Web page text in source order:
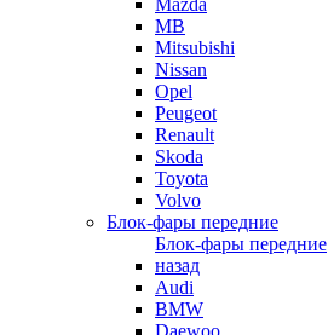
Mazda
MB
Mitsubishi
Nissan
Opel
Peugeot
Renault
Skoda
Toyota
Volvo
Блок-фары передние
Блок-фары передние
назад
Audi
BMW
Daewoo